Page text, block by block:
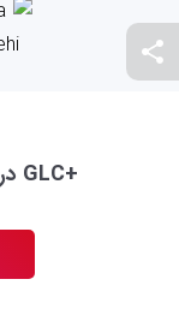
+GLC دریچه ای رو به لجستیک جهانی